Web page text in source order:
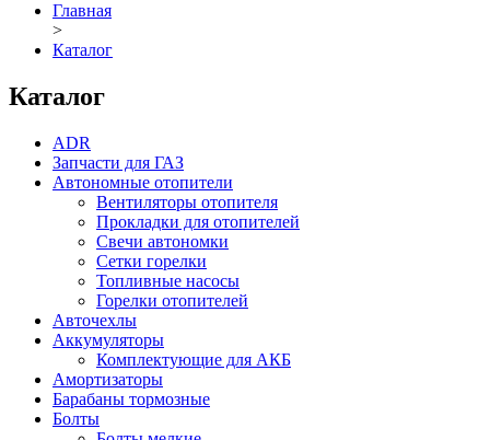
Главная
>
Каталог
Каталог
ADR
Запчасти для ГАЗ
Автономные отопители
Вентиляторы отопителя
Прокладки для отопителей
Свечи автономки
Сетки горелки
Топливные насосы
Горелки отопителей
Авточехлы
Аккумуляторы
Комплектующие для АКБ
Амортизаторы
Барабаны тормозные
Болты